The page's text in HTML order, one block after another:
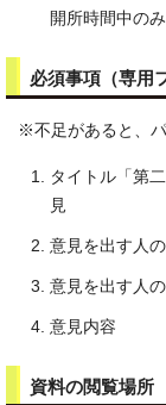
開所時間中のみ
必須事項（専用
※不足があると、
タイトル「第
見
意見を出す人
意見を出す人
意見内容
資料の閲覧場所